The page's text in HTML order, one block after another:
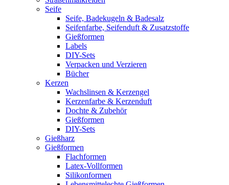
Seife
Seife, Badekugeln & Badesalz
Seifenfarbe, Seifenduft & Zusatzstoffe
Gießformen
Labels
DIY-Sets
Verpacken und Verzieren
Bücher
Kerzen
Wachslinsen & Kerzengel
Kerzenfarbe & Kerzenduft
Dochte & Zubehör
Gießformen
DIY-Sets
Gießharz
Gießformen
Flachformen
Latex-Vollformen
Silikonformen